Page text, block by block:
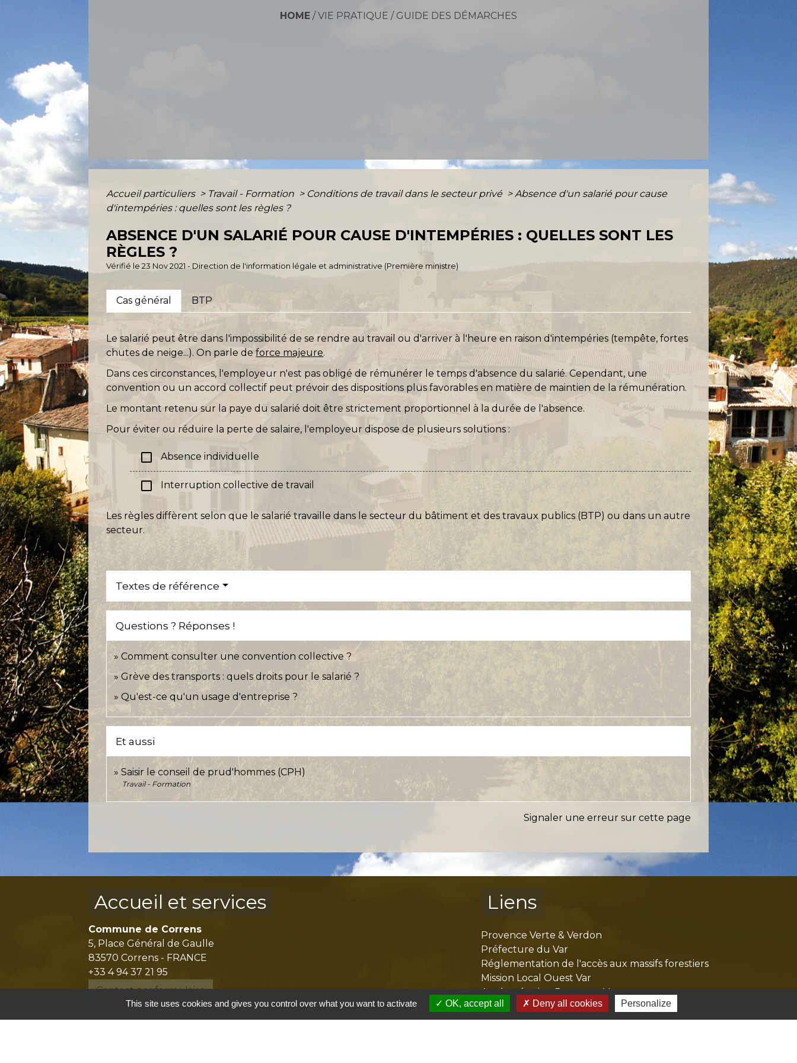
HOME /VIE PRATIQUE / GUIDE DES DÉMARCHES
Accueil particuliers > Travail - Formation > Conditions de travail dans le secteur privé > Absence d'un salarié pour cause
d'intempéries : quelles sont les règles ?
ABSENCE D'UN SALARIÉ POUR CAUSE D'INTEMPÉRIES : QUELLES SONT LES
RÈGLES ?
Vérifié le 23 Nov 2021 - Direction de l'information légale et administrative (Première ministre)
Cas général BTP
Le salarié peut être dans l'impossibilité de se rendre au travail ou d'arriver à l'heure en raison d'intempéries (tempête, fortes
chutes de neige...). On parle deforce majeure.
Dans ces circonstances, l'employeur n'est pas obligé de rémunérer le temps d'absence du salarié. Cependant, une
convention ou un accord collectif peut prévoir des dispositions plus favorables en matière de maintien de la rémunération.
Le montant retenu sur la paye du salarié doit être strictement proportionnel à la durée de l'absence.
Pour éviter ou réduire la perte de salaire, l'employeur dispose de plusieurs solutions :
check_box_outline_blank Absence individuelle
check_box_outline_blank Interruption collective de travail
Les règles diffèrent selon que le salarié travaille dans le secteur du bâtiment et des travaux publics (BTP) ou dans un autre
secteur.
Textes de référence
Questions ? Réponses !
Comment consulter une convention collective ?
Grève des transports : quels droits pour le salarié ?
Qu'est-ce qu'un usage d'entreprise ?
Et aussi
Saisir le conseil de prud'hommes (CPH)
Travail - Formation
Signaler une erreur sur cette page
Accueil et services
Commune de Correns
5, Place Général de Gaulle
83570 Correns - FRANCE
+33 4 94 37 21 95
Contact par formulaire
Liens
Provence Verte & Verdon
Préfecture du Var
Réglementation de l'accès aux massifs forestiers
Mission Local Ouest Var
Agglomération Provence Verte
This site uses cookies and gives you control over what you want to activate OK, accept all Deny all cookies Personalize